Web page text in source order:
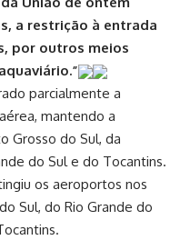
a restrição à entrada
por outros meios
parcialmente a
mantendo a
Grosso do Sul, da
do Sul e do Tocantins.
os aeroportos nos
Sul, do Rio Grande do